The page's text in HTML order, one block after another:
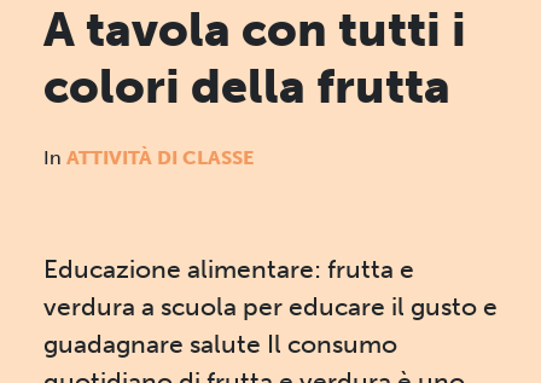
A tavola con tutti i
colori della frutta
In ATTIVITÀ DI CLASSE
Educazione alimentare: frutta e
verdura a scuola per educare il gusto e
guadagnare salute Il consumo